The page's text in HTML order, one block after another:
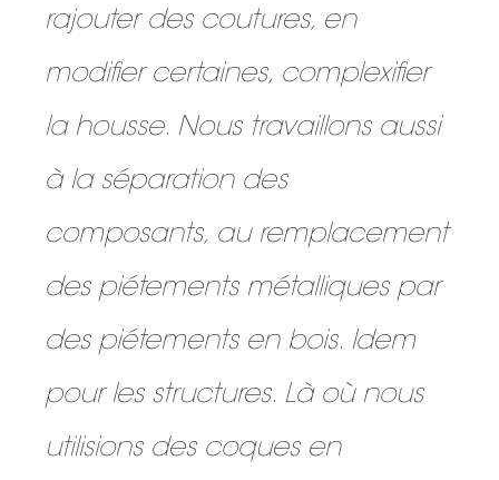
rajouter des coutures, en
modifier certaines, complexifier
la housse. Nous travaillons aussi
à la séparation des
composants, au remplacement
des piétements métalliques par
des piétements en bois. Idem
pour les structures. Là où nous
utilisions des coques en